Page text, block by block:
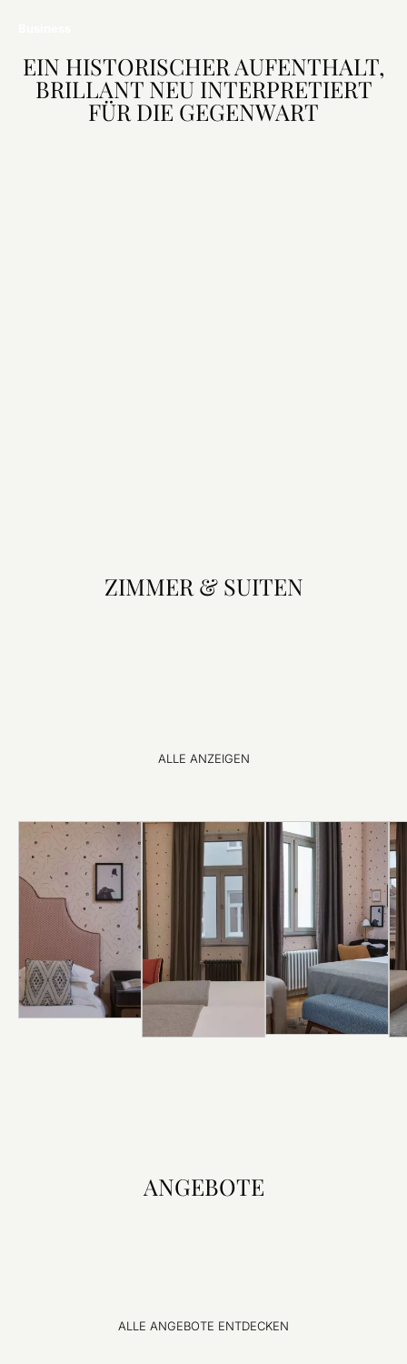
Gäste
EIN HISTORISCHER AUFENTHALT,
BRILLANT NEU INTERPRETIERT
FÜR DIE GEGENWART
ZIMMER & SUITEN
ALLE ANZEIGEN
ENTDECKEN
ENTDECKEN
ENTDECKEN
ANGEBOTE
ALLE ANGEBOTE ENTDECKEN